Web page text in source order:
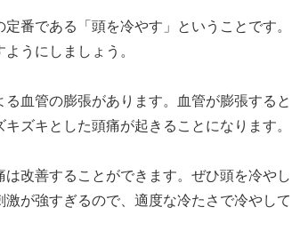
番である「頭を冷やす」ということです。
うにしましょう。
血管の膨張があります。血管が膨張すると
ズキとした頭痛が起きることになります。
改善することができます。ぜひ頭を冷やし
が強すぎるので、適度な冷たさで冷やして